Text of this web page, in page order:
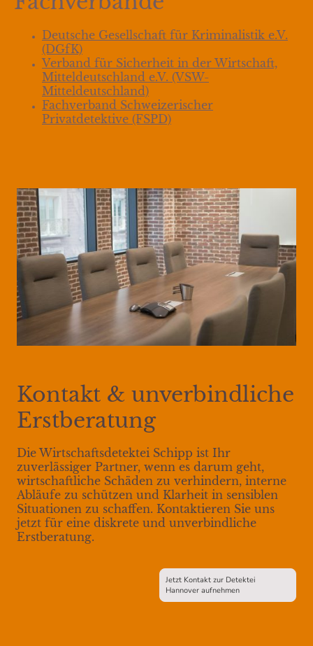
Deutsche Gesellschaft für Kriminalistik e.V.
(DGfK)
Verband für Sicherheit in der Wirtschaft,
Mitteldeutschland e.V. (VSW-
Mitteldeutschland)
Fachverband Schweizerischer
Privatdetektive (FSPD)
Kontakt & unverbindliche
Erstberatung
Die Wirtschaftsdetektei Schipp ist Ihr
zuverlässiger Partner, wenn es darum geht,
wirtschaftliche Schäden zu verhindern, interne
Abläufe zu schützen und Klarheit in sensiblen
Situationen zu schaffen. Kontaktieren Sie uns
jetzt für eine diskrete und unverbindliche
Erstberatung.
Jetzt Kontakt zur Detektei
Hannover aufnehmen